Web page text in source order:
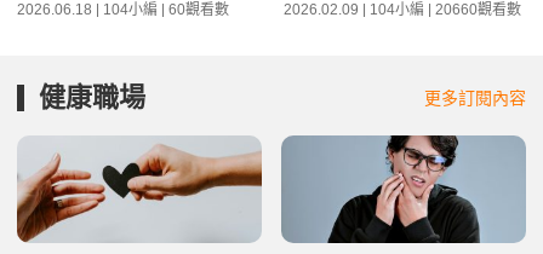
2026.06.18 | 104小編 | 60觀看數 2026.02.09 | 104小編 | 20660觀看數
健康職場 更多訂閱內容